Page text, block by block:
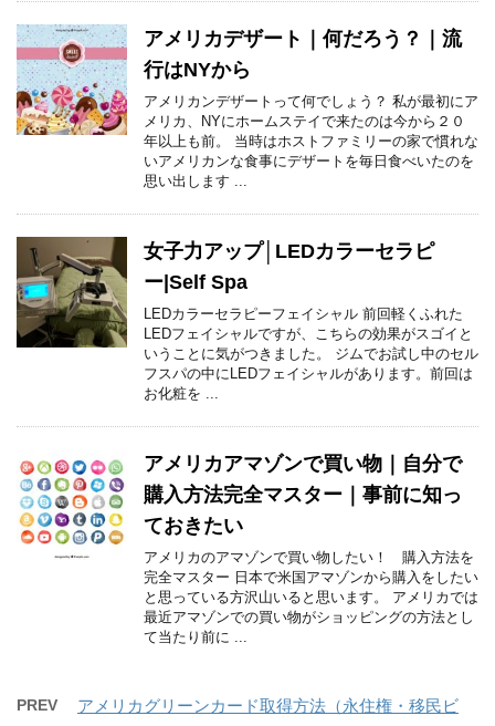
アメリカデザート｜何だろう？｜流
行はNYから
アメリカンデザートって何でしょう？ 私が最初にア
メリカ、NYにホームステイで来たのは今から２０
年以上も前。 当時はホストファミリーの家で慣れな
いアメリカンな食事にデザートを毎日食べいたのを
思い出します ...
女子力アップ│LEDカラーセラピ
ー|Self Spa
LEDカラーセラピーフェイシャル 前回軽くふれた
LEDフェイシャルですが、こちらの効果がスゴイと
いうことに気がつきました。 ジムでお試し中のセル
フスパの中にLEDフェイシャルがあります。前回は
お化粧を ...
アメリカアマゾンで買い物｜自分で
購入方法完全マスター｜事前に知っ
ておきたい
アメリカのアマゾンで買い物したい！ 購入方法を
完全マスター 日本で米国アマゾンから購入をしたい
と思っている方沢山いると思います。 アメリカでは
最近アマゾンでの買い物がショッピングの方法とし
て当たり前に ...
PREV
アメリカグリーンカード取得方法（永住権・移民ビ